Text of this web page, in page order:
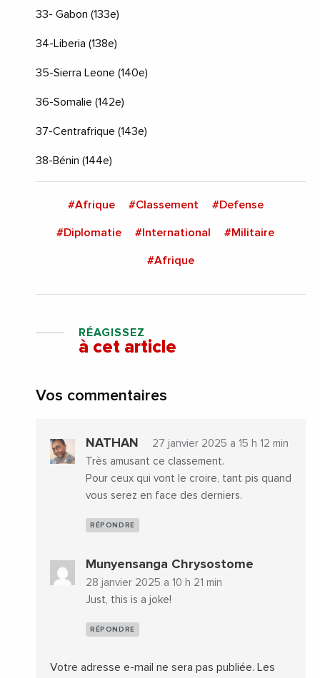
33- Gabon (133e)
34-Liberia (138e)
35-Sierra Leone (140e)
36-Somalie (142e)
37-Centrafrique (143e)
38-Bénin (144e)
#Afrique #Classement #Defense
#Diplomatie #International #Militaire
#Afrique
RÉAGISSEZ
à cet article
Vos commentaires
NATHAN
27 janvier 2025 a 15 h 12 min
Très amusant ce classement.
Pour ceux qui vont le croire, tant pis quand
vous serez en face des derniers.
RÉPONDRE
Munyensanga Chrysostome
28 janvier 2025 a 10 h 21 min
Just, this is a joke!
RÉPONDRE
Votre adresse e-mail ne sera pas publiée. Les